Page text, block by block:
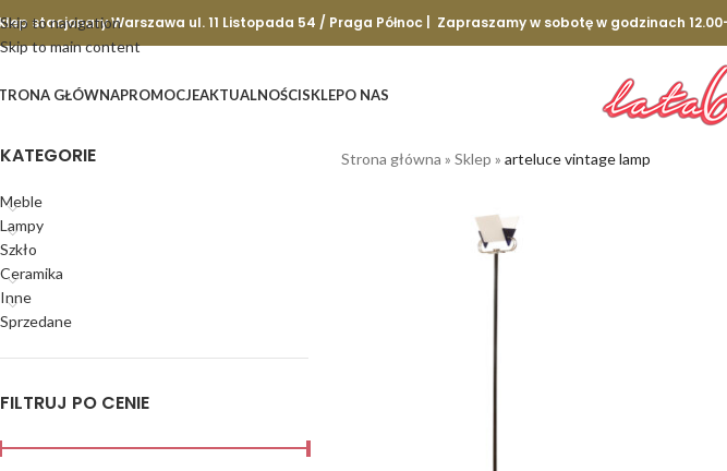
Skip to navigation
Skip to main content
stacjonary Warszawa ul. 11 Listopada 54 / Praga Północ | Zapraszamy w sobotę w godzinach
GŁÓWNAPROMOCJEAKTUALNOŚCISKLEPO NAS
KATEGORIE
Meble
Lampy
Szkło
Ceramika
Inne
Sprzedane
FILTRUJ PO CENIE
Strona główna » Sklep » arteluce vintage lamp